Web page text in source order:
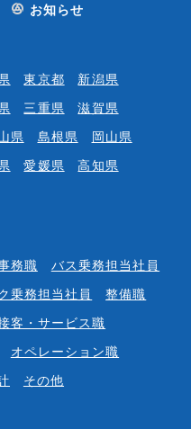
お知らせ
東京都
新潟県
三重県
滋賀県
県 島根県
岡山県
愛媛県
高知県
務職
バス乗務担当社員
乗務担当社員
整備職
客・サービス職
オペレーション職
その他